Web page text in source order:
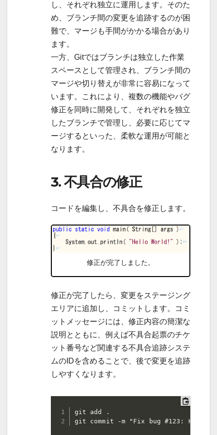
し、それぞれ独立に運用します。そのた
め、ブランチ間の変更を追跡するのが困
難で、マージも手間がかかる場合があり
ます。
一方、Gitではブランチは独立した作業
スペースとして管理され、ブランチ間の
マージや切り替えが非常に容易になって
います。これにより、複数の機能やバグ
修正を同時に開発して、それぞれを独立
したブランチで管理し、必要に応じてマ
ージするといった、柔軟な運用が可能と
なります。
3. 不具合の修正
コードを編集し、不具合を修正します。
修正が完了しました。
修正が完了したら、変更をステージング
エリアに追加し、コミットします。コミ
ットメッセージには、修正内容の簡潔な
説明とともに、例えば不具合起票のチケ
ット番号など関連する不具合追跡システ
ムのIDを含めることで、後で変更を追跡
しやすくなります。
git add .
git commit -m "Fix bug #123: Hello